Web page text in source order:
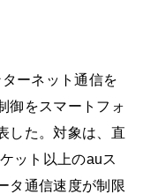
ーネット通信を
御をスマートフォ
した。対象は、直
ット以上のauス
タ通信速度が制限